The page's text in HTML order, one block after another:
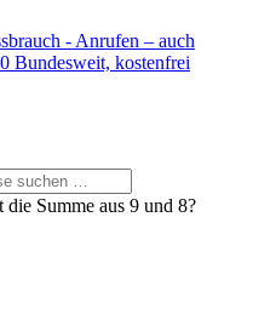
die Summe aus 9 und 8?